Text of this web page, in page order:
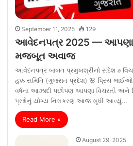
September 11, 2025 129
આવેદનપત્ર 2025 — આપણા
મજબૂત અવાજ
આવેદનપત્ર બાબત પ્રમુખશ્રીનો સંદેશ ✊
હક્ક સમિતિ (ગુજરાત પ્રદેશ) 🌸 પ્રિય
વર્ષના આઝાદી પછીપણ આપણા વિચરતી અને
પ્રશ્નોનું યોગ્ય નિરાકરણ આજ સુધી આવ્યું…
Read More »
August 29, 2025